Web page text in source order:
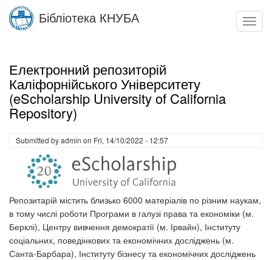
Skip
main
Бібліотека КНУБА
Електронний репозиторій
Каліфорнійського Університету
(eScholarship University of California
Repository)
Submitted byadmin on Fri, 14/10/2022 - 12:57
Репозитарій містить близько 6000 матеріалів по різним наукам,
в тому числі роботи Програми в галузі права та економіки (м.
Берклі), Центру вивчення демократії (м. Ірвайн), Інституту
соціальних, поведінкових та економічних досліджень (м.
Санта-Барбара), Інституту бізнесу та економічних досліджень